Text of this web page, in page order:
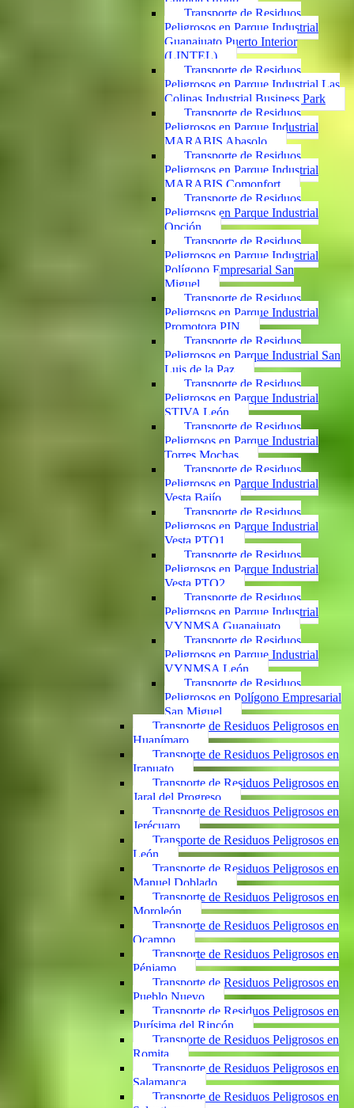
Transporte de Residuos
Peligrosos en Parque Industrial
Guanajuato Puerto Interior
(LINTEL)
Transporte de Residuos
Peligrosos en Parque Industrial Las
Colinas Industrial Business Park
Transporte de Residuos
Peligrosos en Parque Industrial
MARABIS Abasolo
Transporte de Residuos
Peligrosos en Parque Industrial
MARABIS Comonfort
Transporte de Residuos
Peligrosos en Parque Industrial
Opción
Transporte de Residuos
Peligrosos en Parque Industrial
Polígono Empresarial San
Miguel
Transporte de Residuos
Peligrosos en Parque Industrial
Promotora PIN
Transporte de Residuos
Peligrosos en Parque Industrial San
Luis de la Paz
Transporte de Residuos
Peligrosos en Parque Industrial
STIVA León
Transporte de Residuos
Peligrosos en Parque Industrial
Torres Mochas
Transporte de Residuos
Peligrosos en Parque Industrial
Vesta Bajío
Transporte de Residuos
Peligrosos en Parque Industrial
Vesta PTO1
Transporte de Residuos
Peligrosos en Parque Industrial
Vesta PTO2
Transporte de Residuos
Peligrosos en Parque Industrial
VYNMSA Guanajuato
Transporte de Residuos
Peligrosos en Parque Industrial
VYNMSA León
Transporte de Residuos
Peligrosos en Polígono Empresarial
San Miguel
Transporte de Residuos Peligrosos en
Huanímaro
Transporte de Residuos Peligrosos en
Irapuato
Transporte de Residuos Peligrosos en
Jaral del Progreso
Transporte de Residuos Peligrosos en
Jerécuaro
Transporte de Residuos Peligrosos en
León
Transporte de Residuos Peligrosos en
Manuel Doblado
Transporte de Residuos Peligrosos en
Moroleón
Transporte de Residuos Peligrosos en
Ocampo
Transporte de Residuos Peligrosos en
Pénjamo
Transporte de Residuos Peligrosos en
Pueblo Nuevo
Transporte de Residuos Peligrosos en
Purísima del Rincón
Transporte de Residuos Peligrosos en
Romita
Transporte de Residuos Peligrosos en
Salamanca
Transporte de Residuos Peligrosos en